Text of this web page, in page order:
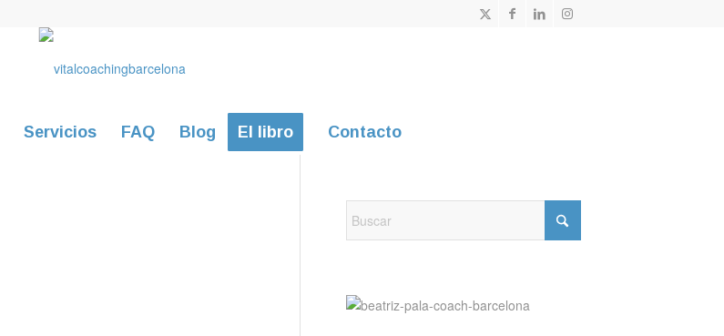
Servicios FAQ Blog El libro Contacto